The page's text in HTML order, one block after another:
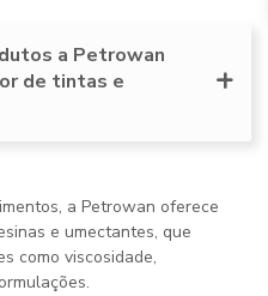
a Petrowan
de tintas e
a Petrowan oferece
e umectantes, que
como viscosidade,